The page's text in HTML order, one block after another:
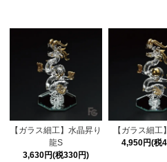
【ガラス細工】水晶昇り
龍S
3,630円(税330円)
【ガラス細工
4,950円(税